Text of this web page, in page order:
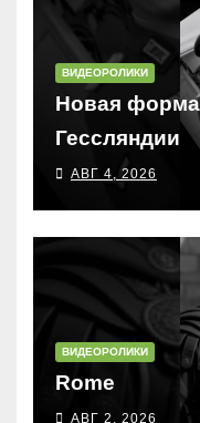
ВИДЕОРОЛИКИ
Новая
Гессляндии
АВГ 4, 2026
ВИДЕОРОЛИКИ
Rome
АВГ 2, 2026